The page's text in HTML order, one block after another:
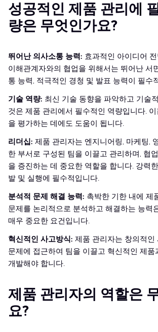
성공적인 제품 관리에
량은 무엇인가요?
뛰어난 의사소통 능력: 효과적인 아이디어
이해관계자와의 협업을 위해서는 뛰어난 서
통 능력, 적극적인 경청 및 발표 능력이 필수
기술 역량: 최신 기술 동향을 파악하고 기술
것은 제품 관리에서 필수적인 역량입니다.
을 평가하는 데에도 도움이 됩니다.
리더십: 제품 관리자는 엔지니어링, 마케팅,
한 부서로 구성된 팀을 이끌고 관리하며, 협
을 증진하는 데 중요한 역할을 합니다. 강력
발 및 실행에 필수적입니다.
분석적 문제 해결 능력: 촉박한 기한 내에 제
문제를 논리적으로 분석하고 해결하는 능력
매우 중요한 요건입니다.
혁신적인 사고방식: 제품 관리자는 창의적인
문제에 접근하여 팀을 이끌고 혁신적인 제품
개발해야 합니다.
제품 관리자의 역할은
요?